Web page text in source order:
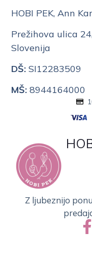
HOBI PEK, Ann
Prežihova ulica
Slovenija
DŠ: SI12283509
MŠ: 8944164000
Z ljubeznijo